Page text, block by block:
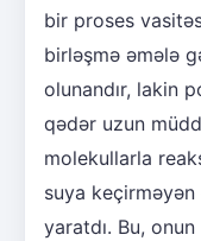
bir proses
birləşmə əmələ
olunandır, lakin
qədər uzun
molekullarla
suya
yaratdı. Bu,